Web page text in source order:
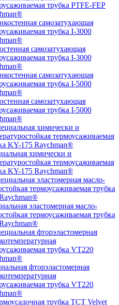
трубка PTFE-FEP
самозатухающая
трубка I-3000
самозатухающая
трубка I-5000
химически и
термоусаживаемая
KY-175 Raychman®
эластомерная масло-
термоусаживаемая трубка
фторэластомерная
трубка VT220